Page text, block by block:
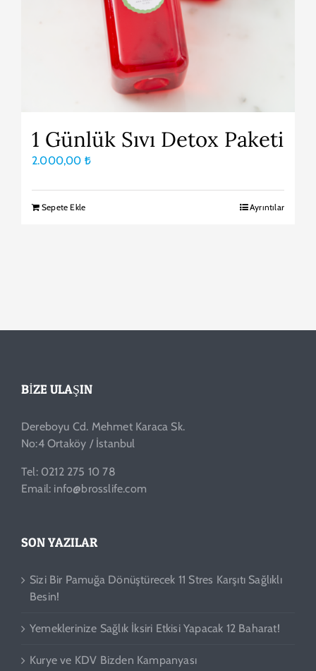
1 Günlük Sıvı Detox Paketi
2.000,00 ₺
Sepete Ekle Ayrıntılar
BIZE ULAŞIN
Dereboyu Cd. Mehmet Karaca Sk.
No:4 Ortaköy / İstanbul
Tel: 0212 275 10 78
Email: info@brosslife.com
SON YAZILAR
Sizi Bir Pamuğa Dönüştürecek 11 Stres Karşıtı Sağlıklı
Besin!
Yemeklerinize Sağlık İksiri Etkisi Yapacak 12 Baharat!
Kurye ve KDV Bizden Kampanyası